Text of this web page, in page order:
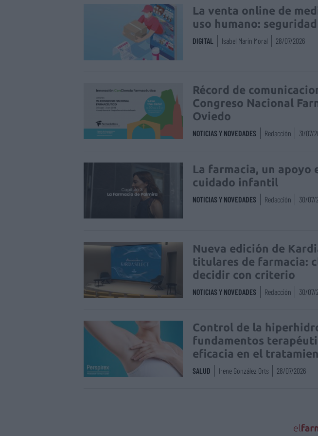
La venta online de
uso humano:
DIGITAL Isabel Marín Moral 28/07/2026
Récord de
Congreso Nacional
Oviedo
NOTICIAS Y NOVEDADES Redacción 31/07/
La farmacia, un apoyo
cuidado infantil
NOTICIAS Y NOVEDADES Redacción 30/07/
Nueva edición de
titulares de farmacia:
decidir con criterio
NOTICIAS Y NOVEDADES Redacción 30/07/
Control de la
fundamentos
eficacia en el
SALUD Irene González Orts 28/07/2026